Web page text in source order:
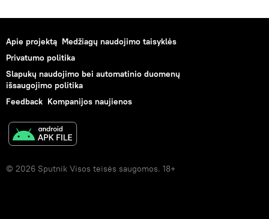
Apie projektą Medžiagų naudojimo taisyklės
Privatumo politika
Slapukų naudojimo bei automatinio duomenų
išsaugojimo politika
Feedback Kompanijos naujienos
© 2026 Sputnik Visos teisės saugomos. 18+